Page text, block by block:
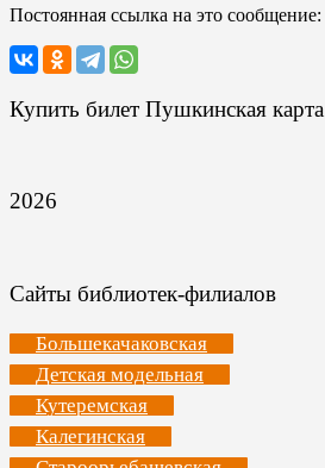
Постоянная ссылка на это сообщение:
Купить билет Пушкинская карта
2026
Сайты библиотек-филиалов
Большекачаковская
Детская модельная
Кутеремская
Калегинская